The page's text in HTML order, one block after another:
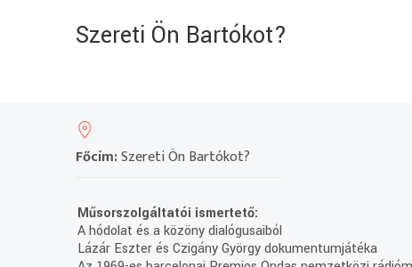
Szereti Ön Bartókot?
Főcím:Szereti Ön Bartókot?
Műsorszolgáltatói ismertető:
A hódolat és a közöny dialógusaiból
Lázár Eszter és Czigány György dokumentumjátéka